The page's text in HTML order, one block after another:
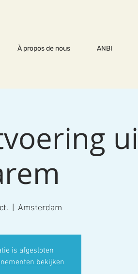
À propos de nous ANBI
Amsterdam
is afgesloten
bekijken